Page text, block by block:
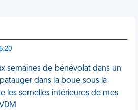
semaines de bénévolat dans un
dans la boue sous la
les semelles intérieures de mes